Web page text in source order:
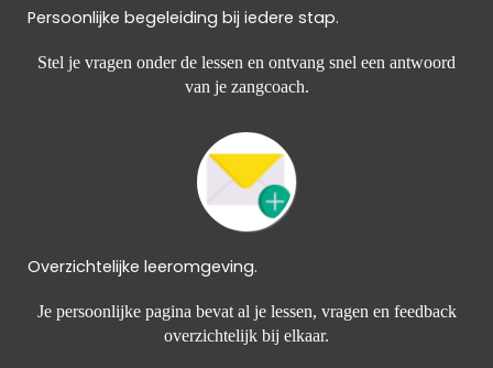
Persoonlijke begeleiding bij iedere stap.
Stel je vragen onder de lessen en ontvang snel een antwoord
van je zangcoach.
Overzichtelijke leeromgeving.
Je persoonlijke pagina bevat al je lessen, vragen en feedback
overzichtelijk bij elkaar.